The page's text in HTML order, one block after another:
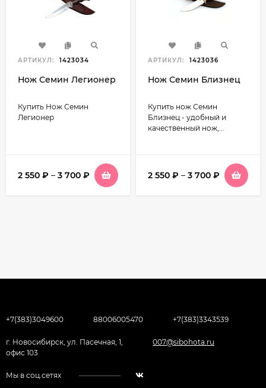
АРТИКУЛ: 1423034
Нож Семин Легионер
Купить Нож Семин
Легионер
2 550 ₽ – 3 700 ₽
АРТИКУЛ: 1423036
Нож Семин Близнец
Купить нож Семин
Близнец - удобный и
качественный нож,...
2 550 ₽ – 3 700 ₽
+7(383)3049600 88006005470 +7(383)3343539
г. Новосибирск, ул. Пасечная, 1,
офис 103
007@sibohota.ru
Мы в соц.сетях